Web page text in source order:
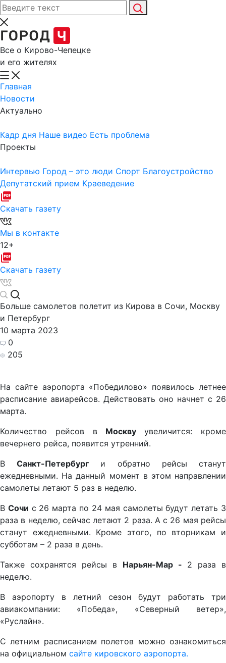
Все о Кирово-Чепецке
и его жителях
Главная
Новости
Актуально
Кадр дня Наше видео Есть проблема
Проекты
Интервью Город – это люди Спорт Благоустройство
Депутатский прием Краеведение
Скачать газету
Мы в контакте
12+
Скачать газету
Больше самолетов полетит из Кирова в Сочи, Москву
и Петербург
10 марта 2023
0
205
На сайте аэропорта «Победилово» появилось летнее
расписание авиарейсов. Действовать оно начнет с 26
марта.
Количество рейсов в Москву увеличится: кроме
вечернего рейса, появится утренний.
ВСанкт-Петербург и обратно рейсы станут
ежедневными. На данный момент в этом направлении
самолеты летают 5 раз в неделю.
В Сочи с 26 марта по 24 мая самолеты будут летать 3
раза в неделю, сейчас летают 2 раза. А с 26 мая рейсы
станут ежедневными. Кроме этого, по вторникам и
субботам – 2 раза в день.
Также сохранятся рейсы в Нарьян-Мар - 2 раза в
неделю.
В аэропорту в летний сезон будут работать три
авиакомпании: «Победа», «Северный ветер»,
«Руслайн».
С летним расписанием полетов можно ознакомиться
на официальном сайте кировского аэропорта.